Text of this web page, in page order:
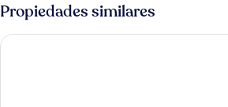
Propiedades similares
Pousada Apple House Paraty